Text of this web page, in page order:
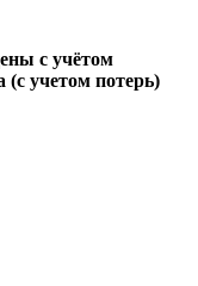
с учётом
(с учетом потерь)